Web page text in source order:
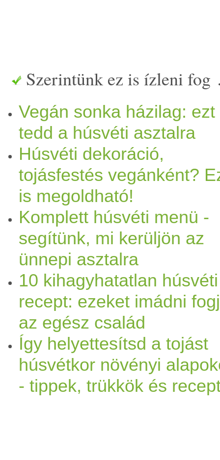
Szerintünk ez is ízleni
Vegán sonka házilag: ezt
tedd a húsvéti asztalra
Húsvéti dekoráció,
tojásfestés vegánként?
is megoldható!
Komplett húsvéti menü -
segítünk, mi kerüljön az
ünnepi asztalra
10 kihagyhatatlan húsvéti
recept: ezeket imádni
az egész család
Így helyettesítsd a tojást
húsvétkor növényi
- tippek, trükkök és